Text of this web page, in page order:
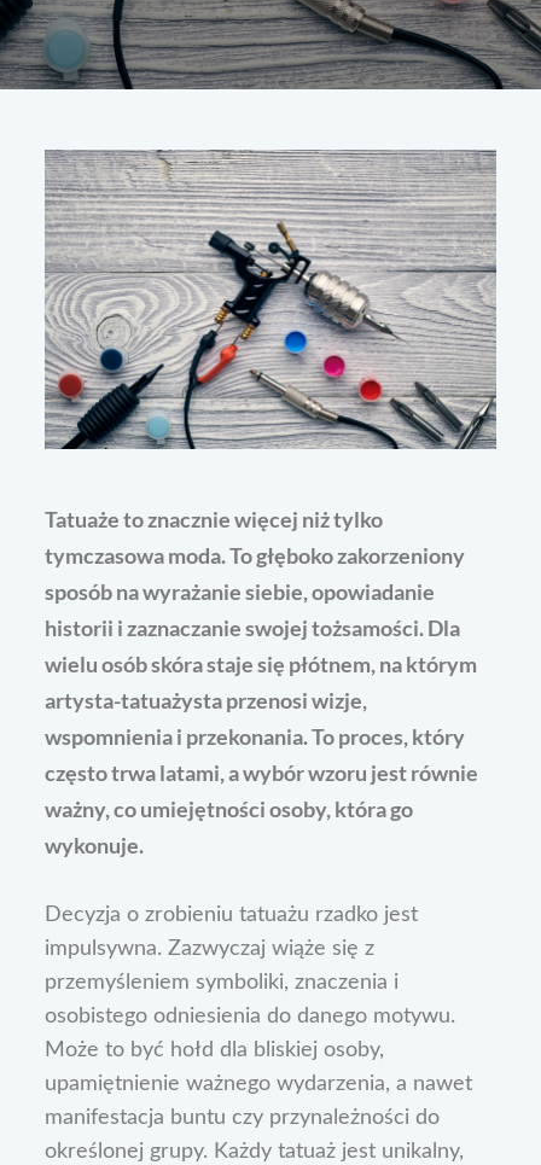
Tatuaże to znacznie więcej niż tylko
tymczasowa moda. To głęboko zakorzeniony
sposób na wyrażanie siebie, opowiadanie
historii i zaznaczanie swojej tożsamości. Dla
wielu osób skóra staje się płótnem, na którym
artysta-tatuażysta przenosi wizje,
wspomnienia i przekonania. To proces, który
często trwa latami, a wybór wzoru jest równie
ważny, co umiejętności osoby, która go
wykonuje.
Decyzja o zrobieniu tatuażu rzadko jest
impulsywna. Zazwyczaj wiąże się z
przemyśleniem symboliki, znaczenia i
osobistego odniesienia do danego motywu.
Może to być hołd dla bliskiej osoby,
upamiętnienie ważnego wydarzenia, a nawet
manifestacja buntu czy przynależności do
określonej grupy. Każdy tatuaż jest unikalny,